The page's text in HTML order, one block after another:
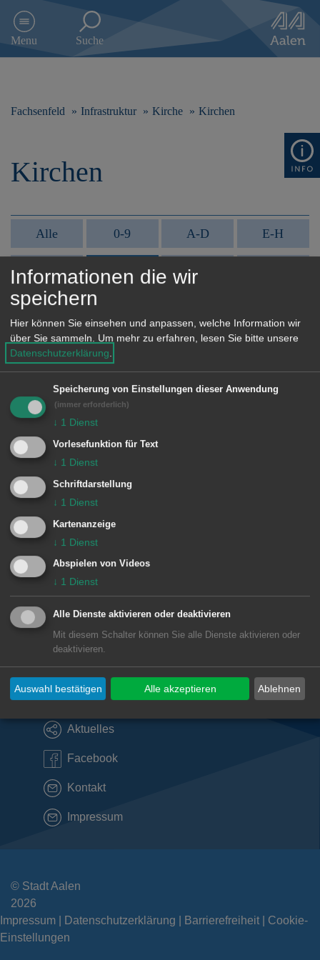
e
p
n
n
Menu Suche
Fachsenfeld Infrastruktur Kirche Kirchen
Kirchen
Alle 0-9 A-D E-H
Q-U
Für die von Ihnen ausgewählten Filter
liegen leider keine Inhalte vor
Unsere Anschrift
Evangelische Kirche Fachsenfeld
Waiblinger Straße 19
73434 Aalen-Fachsenfeld
Subwebs
Kultur & Tourismus
Aktuelles
Facebook
Kontakt
Impressum
© Stadt Aalen
2026
Impressum
Datenschutzerklärung Barrierefreiheit
Cookie-
Einstellungen
Informationen die wir
speichern
Hier können Sie einsehen und anpassen, welche Information wir
über Sie sammeln. Um mehr zu erfahren, lesen Sie bitte unsere
Datenschutzerklärung.
Speicherung von Einstellungen dieser Anwendung
(immer erforderlich)
↓ 1 Dienst
Vorlesefunktion für Text
↓ 1 Dienst
Schriftdarstellung
↓ 1 Dienst
Kartenanzeige
↓ 1 Dienst
Abspielen von Videos
↓ 1 Dienst
Alle Dienste aktivieren oder deaktivieren
Mit diesem Schalter können Sie alle Dienste aktivieren oder
deaktivieren.
Ablehnen
Auswahl bestätigen Alle akzeptieren